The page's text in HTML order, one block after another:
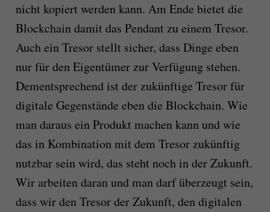
nicht kopiert werden kann. Am Ende bietet die
Blockchain damit das Pendant zu einem Tresor.
Auch ein Tresor stellt sicher, dass Dinge eben
nur für den Eigentümer zur Verfügung stehen.
Dementsprechend ist der zukünftige Tresor für
digitale Gegenstände eben die Blockchain. Wie
man daraus ein Produkt machen kann und wie
das in Kombination mit dem Tresor zukünftig
nutzbar sein wird, das steht noch in der Zukunft.
Wir arbeiten daran und man darf überzeugt sein,
dass wir den Tresor der Zukunft, den digitalen